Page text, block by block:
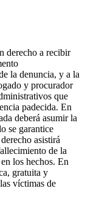
derecho a recibir
la denuncia, y a la
y procurador
que
padecida. En
deberá asumir la
se garantice
asistirá
de la
los hechos. En
gratuita y
víctimas de